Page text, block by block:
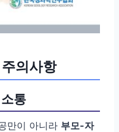
의사항
통
만이 아니라 부모-자